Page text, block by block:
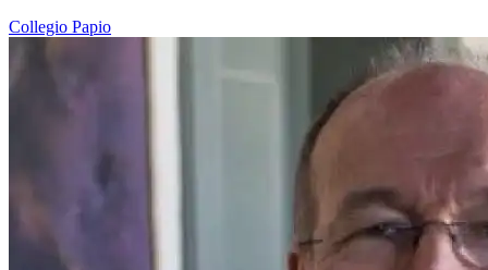
Collegio Papio